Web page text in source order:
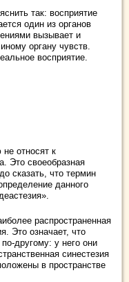
так: восприятие
один из органов
вызывает и
органу чувств.
восприятие.
относят к
Это своеобразная
сказать, что термин
данного
распространенная
Это означает, что
другому: у него они
синестезия
в пространстве